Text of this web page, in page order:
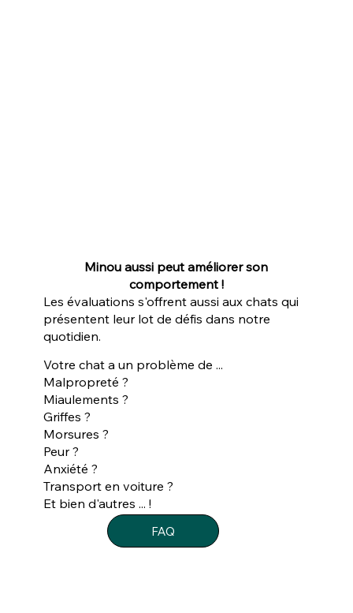
Minou aussi peut améliorer son
comportement !
Les évaluations s'offrent aussi aux chats qui
présentent leur lot de défis dans notre
quotidien.
Votre chat a un problème de ...
Malpropreté ?
Miaulements ?
Griffes ?
Morsures ?
Peur ?
Anxiété ?
Transport en voiture ?
Et bien d'autres ... !
FAQ